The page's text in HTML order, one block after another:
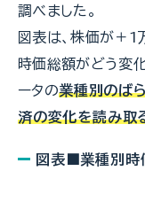
調べました。
図表は、株価が＋1
時価総額がどう変
ータの業種別のば
済の変化を読み取
図表■業種別時